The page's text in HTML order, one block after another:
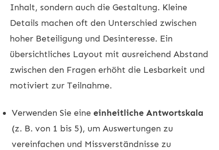
Inhalt, sondern auch die Gestaltung. Kleine
Details machen oft den Unterschied zwischen
hoher Beteiligung und Desinteresse. Ein
übersichtliches Layout mit ausreichend Abstand
zwischen den Fragen erhöht die Lesbarkeit und
motiviert zur Teilnahme.
Verwenden Sie eine einheitliche Antwortskala
(z. B. von 1 bis 5), um Auswertungen zu
vereinfachen und Missverständnisse zu